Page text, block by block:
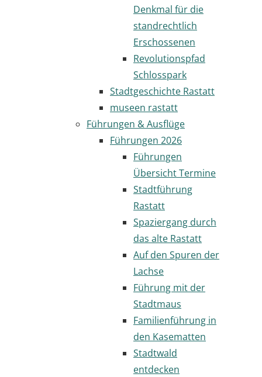
Denkmal für die
standrechtlich
Erschossenen
Revolutionspfad
Schlosspark
Stadtgeschichte Rastatt
museen rastatt
Führungen & Ausflüge
Führungen 2026
Führungen
Übersicht Termine
Stadtführung
Rastatt
Spaziergang durch
das alte Rastatt
Auf den Spuren der
Lachse
Führung mit der
Stadtmaus
Familienführung in
den Kasematten
Stadtwald
entdecken